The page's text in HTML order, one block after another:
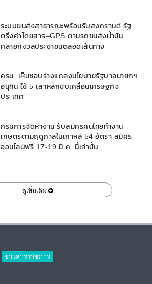
ระบบขนส่งสาธารณะพร้อมรับสงกรานต์ รัฐ
ตรึงค่าโดยสาร–GPS ตามรถขนส่งน้ำมัน
คลายกังวลประชาชนตลอดเส้นทาง
ครม. เห็นชอบร่างแถลงนโยบายรัฐบาลนายกฯ
อนุทิน ใช้ 5 เสาหลักขับเคลื่อนเศรษฐกิจ
ประเทศ
กรมการจัดหางาน รับสมัครคนไทยทำงาน
เกษตรตามฤดูกาลในเกาหลี 54 อัตรา สมัคร
ออนไลน์ฟรี 17-19 มี.ค. นี้เท่านั้น
ดูเพิ่มเติม
ข่าวสารราชการ